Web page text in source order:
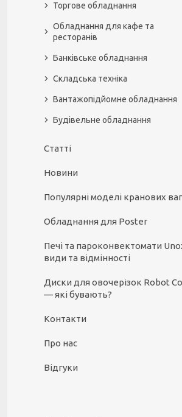
Торгове обладнання
Обладнання для кафе та
ресторанів
Банківське обладнання
Складська техніка
Вантажопідйомне обладнання
Будівельне обладнання
Статті
Новини
Популярні моделі кранових ваг
Обладнання для Poster
Печі та пароконвектомати
види та відмінності
Диски для овочерізок Robot
— які бувають?
Контакти
Про нас
Відгуки